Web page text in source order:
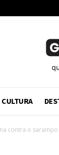
CULTURA
contra o